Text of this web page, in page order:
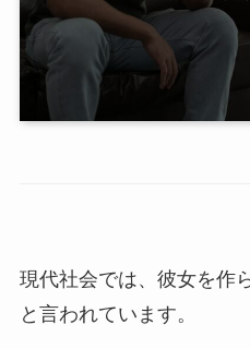
現代社会では、彼女を作
と言われています。